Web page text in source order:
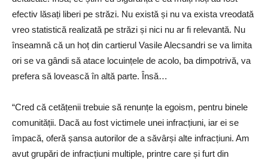
efectiv lăsați liberi pe străzi. Nu există și nu va exista vreodată
vreo statistică realizată pe străzi și nici nu ar fi relevantă. Nu
înseamnă că un hoț din cartierul Vasile Alecsandri se va limita
ori se va gândi să atace locuințele de acolo, ba dimpotrivă, va
prefera să lovească în altă parte. Însă…
“Cred că cetățenii trebuie să renunțe la egoism, pentru binele
comunității. Dacă au fost victimele unei infracțiuni, iar ei se
împacă, oferă șansa autorilor de a săvârși alte infracțiuni. Am
avut grupări de infracțiuni multiple, printre care și furt din